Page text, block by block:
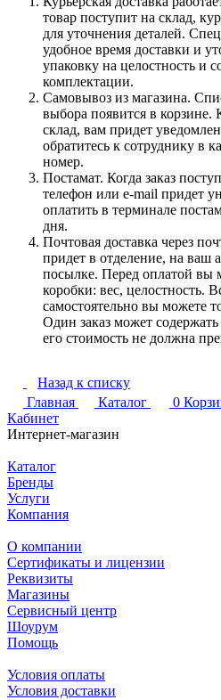
товар поступит на склад,
для уточнения деталей.
удобное время доставки и
упаковку на целостность и
комплектации.
Самовывоз из магазина.
выбора появится в корзине.
склад, вам придет
обратитесь к сотруднику в
номер.
Постамат. Когда заказ
телефон или e-mail придет
оплатить в терминале
дня.
Почтовая доставка через
придет в отделение, на ваш
посылке. Перед оплатой вы
коробки: вес, целостность.
самостоятельно вы можете
Один заказ может
его стоимость не должна
Назад к списку
Главная
Каталог 0
Кабинет
Интернет-магазин
Каталог
Бренды
Услуги
Компания
О компании
Сертификаты и лицензии
Реквизиты
Магазины
Сервисный центр
Шоурум
Помощь
Условия оплаты
Условия доставки